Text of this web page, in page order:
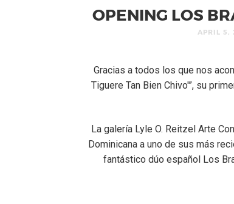
OPENING LOS
APRIL 5,
Gracias a todos los que nos
Tiguere Tan Bien Chivo'”, su
La galería Lyle O. Reitzel Arte
Dominicana a uno de sus más
fantástico dúo español Los